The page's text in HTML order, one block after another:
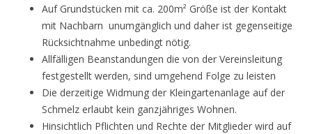
Auf Grundstücken mit ca. 200m² Größe ist der Kontakt
mit Nachbarn unumgänglich und daher ist gegenseitige
Rücksichtnahme unbedingt nötig.
Allfälligen Beanstandungen die von der Vereinsleitung
festgestellt werden, sind umgehend Folge zu leisten
Die derzeitige Widmung der Kleingartenanlage auf der
Schmelz erlaubt kein ganzjähriges Wohnen.
Hinsichtlich Pflichten und Rechte der Mitglieder wird auf